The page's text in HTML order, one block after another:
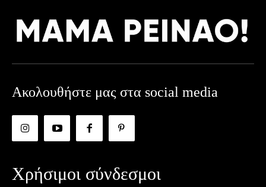
Ακολουθήστε μας στα social media
Χρήσιμοι σύνδεσμοι